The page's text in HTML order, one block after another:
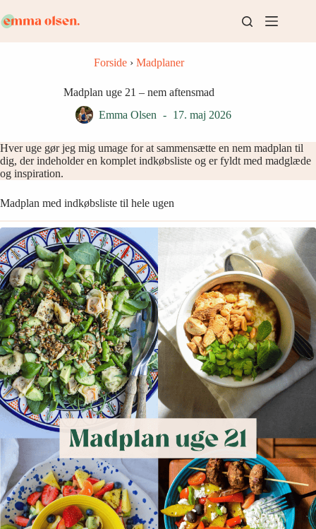
til
indhold
Forside ›Madplaner
Madplan uge 21 – nem aftensmad
Emma Olsen
17. maj 2026
Hver uge gør jeg mig umage for at sammensætte en nem madplan til
dig, der indeholder en komplet indkøbsliste og er fyldt med madglæde
og inspiration.
Madplan med indkøbsliste til hele ugen